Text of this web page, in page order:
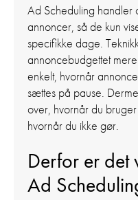
Ad Scheduling handler
annoncer, så de kun
specifikke dage.
annoncebudgettet
enkelt, hvornår
sættes på pause.
over, hvornår du
hvornår du ikke gør.
Derfor er det
Ad